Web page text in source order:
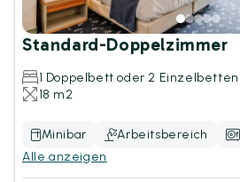
Standard-Doppelzimmer
1 Doppelbett oder 2 Einzelbetten
18 m2
Minibar Arbeitsbereich
Alle anzeigen